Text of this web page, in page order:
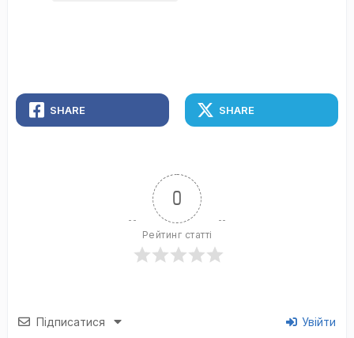
SHARE SHARE
0
Рейтинг статті
Підписатися Увійти